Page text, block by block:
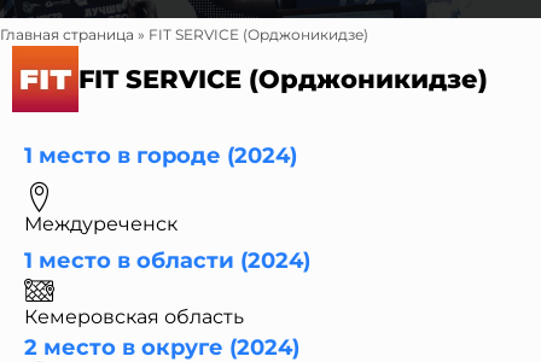
Главная страница » FIT SERVICE (Орджоникидзе)
FIT SERVICE (Орджоникидзе)
1 место в городе (2024)
Междуреченск
1 место в области (2024)
Кемеровская область
2 место в округе (2024)